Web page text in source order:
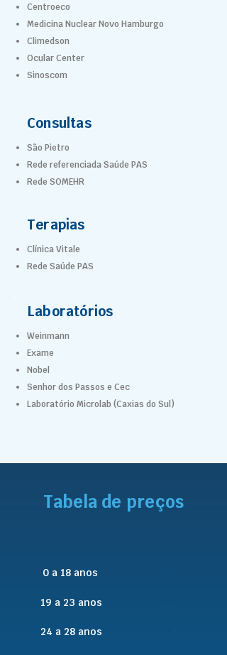
Centroeco
Medicina Nuclear Novo Hamburgo
Climedson
Ocular Center
Sinoscom
Consultas
São Pietro
Rede referenciada Saúde PAS
Rede SOMEHR
Terapias
Clínica Vitale
Rede Saúde PAS
Laboratórios
Weinmann
Exame
Nobel
Senhor dos Passos e Cec
Laboratório Microlab (Caxias do Sul)
Tabela de preços
0 a 18 anos
19 a 23 anos
24 a 28 anos